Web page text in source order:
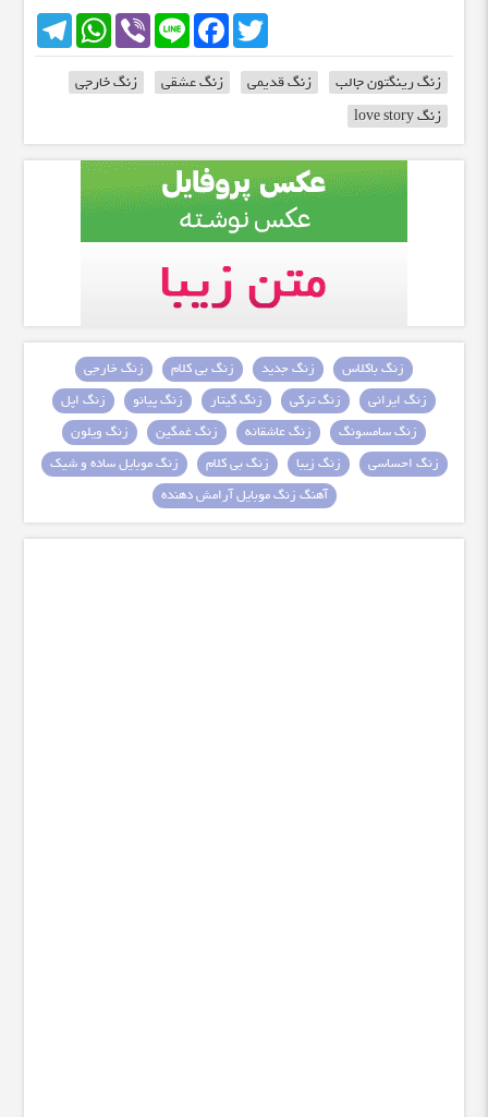
TelegramWhatsApp Viber Line
FacebookTwitter
زنگ رینگتون جالب زنگ قدیمی زنگ عشقی
زنگ خارجی
زنگ love story
زنگ باکلاس زنگ جدید زنگ بی کلام
زنگ خارجی
زنگ ایرانی
زنگ ترکی زنگ گیتار زنگ پیانو
زنگ اپل
زنگ سامسونگ
زنگ عاشقانه زنگ غمگین
زنگ ویلون
زنگ احساسی
زنگ زیبا زنگ بی کلام
زنگ موبایل ساده و شیک
آهنگ زنگ موبایل آرامش دهنده